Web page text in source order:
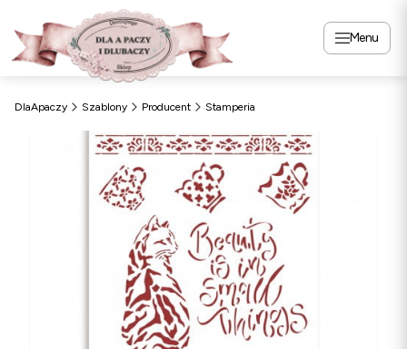
Menu
DlaApaczy Szablony Producent Stamperia